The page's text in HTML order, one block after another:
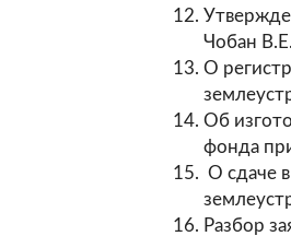
Чобан В.Е.
О
Об
фонда
О сдаче
Разбор